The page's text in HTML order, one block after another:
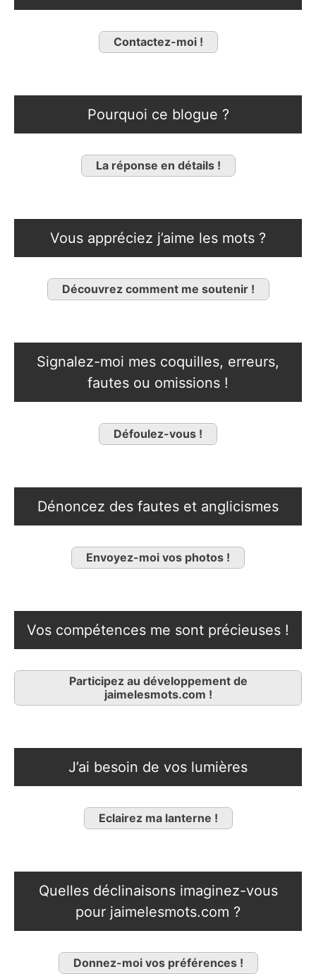
Contactez-moi !
Pourquoi ce blogue ?
La réponse en détails !
Vous appréciez j’aime les mots ?
Découvrez comment me soutenir !
Signalez-moi mes coquilles, erreurs,
fautes ou omissions !
Défoulez-vous !
Dénoncez des fautes et anglicismes
Envoyez-moi vos photos !
Vos compétences me sont précieuses !
Participez au développement de
jaimelesmots.com !
J’ai besoin de vos lumières
Eclairez ma lanterne !
Quelles déclinaisons imaginez-vous
pour jaimelesmots.com ?
Donnez-moi vos préférences !